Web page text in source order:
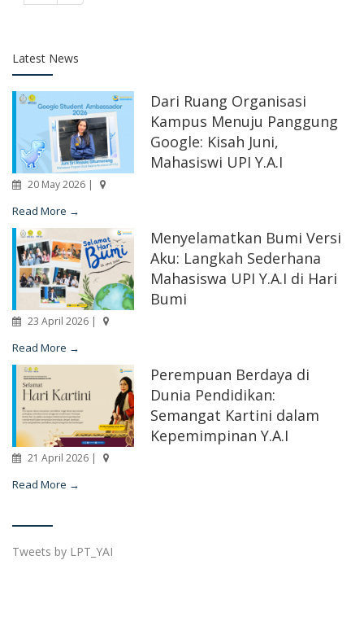
Latest News
Dari Ruang Organisasi
Kampus Menuju Panggung
Google: Kisah Juni,
Mahasiswi UPI Y.A.I
20 May 2026 |
Read More →
Menyelamatkan Bumi Versi
Aku: Langkah Sederhana
Mahasiswa UPI Y.A.I di Hari
Bumi
23 April 2026 |
Read More →
Perempuan Berdaya di
Dunia Pendidikan:
Semangat Kartini dalam
Kepemimpinan Y.A.I
21 April 2026 |
Read More →
Tweets by LPT_YAI